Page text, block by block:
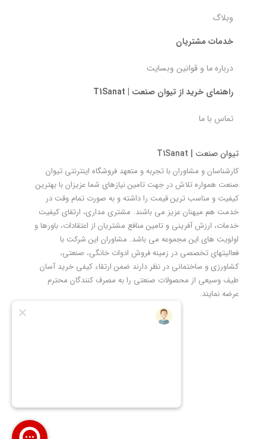
وبلاگ
خدمات مشتریان
درباره ما و قوانین وبسایت
راهنمای خرید از تیوان صنعت | T1Sanat
تماس با ما
تیوان صنعت | T1Sanat
کارشناسان و مشاوران با تجربه و متعهد فروشگاه اینترنتی تیوان
صنعت همواره تلاش در جهت تامین نیازهای شما عزیزان با بهترین
کیفیت و مناسب ترین قیمت را داشته و به صورت تمام وقت در
خدمت هم میهنان عزیز می باشند. مشتری مداری، ارتقای کیفیت
خدمات، ارزش آفرینی و تامین منافع مشتریان از اعتقادات، باورها و
اولویت های این مجموعه می باشد. مشاوران این شرکت با
فعالیتهای تخصصی در زمینه فروش ادوات خانگی، صنعتی،
کشاورزی و ساختمانی در نظر دارند ضمن ارتقاء کیفی خرید آسان
طیف وسیعی از محصولات صنعتی را به مصرف کنندگان محترم
عرضه نمایند.